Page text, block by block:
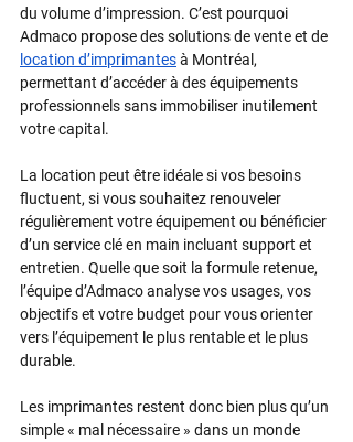
du volume d’impression. C’est pourquoi
Admaco propose des solutions de vente et de
location d’imprimantes à Montréal,
permettant d’accéder à des équipements
professionnels sans immobiliser inutilement
votre capital.​
La location peut être idéale si vos besoins
fluctuent, si vous souhaitez renouveler
régulièrement votre équipement ou bénéficier
d’un service clé en main incluant support et
entretien.​ Quelle que soit la formule retenue,
l’équipe d’Admaco analyse vos usages, vos
objectifs et votre budget pour vous orienter
vers l’équipement le plus rentable et le plus
durable.​
Les imprimantes restent donc bien plus qu’un
simple « mal nécessaire » dans un monde